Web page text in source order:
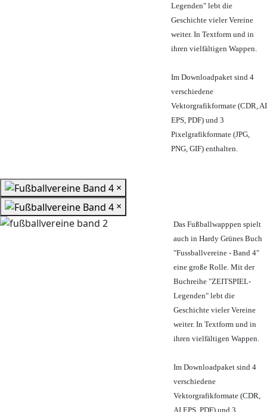
Legenden" lebt die
Geschichte vieler Vereine
weiter. In Textform und in
ihren vielfältigen Wappen.
Im Downloadpaket sind 4
verschiedene
Vektorgrafikformate (CDR, AI
EPS, PDF) und 3
Pixelgrafikformate (JPG,
PNG, GIF) enthalten.
×
×
Das Fußballwapppen spielt
auch in Hardy Grünes Buch
"Fussballvereine - Band 4"
eine große Rolle. Mit der
Buchreihe "ZEITSPIEL-
Legenden" lebt die
Geschichte vieler Vereine
weiter. In Textform und in
ihren vielfältigen Wappen.
Im Downloadpaket sind 4
verschiedene
Vektorgrafikformate (CDR,
AI EPS, PDF) und 3